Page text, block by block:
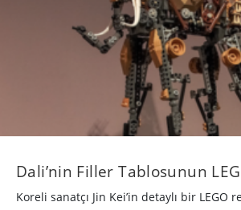
Dali’nin Filler Tablosunun
Koreli sanatçı Jin Kei’in detaylı bir LEGO